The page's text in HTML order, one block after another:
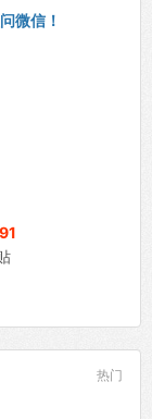
微信！
热门